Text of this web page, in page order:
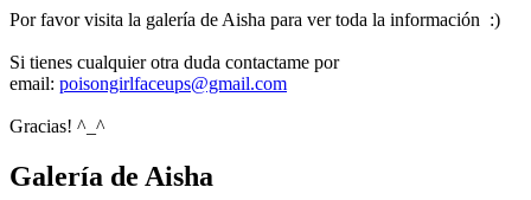
Por favor visita la galería de Aisha para ver toda la información :)
Si tienes cualquier otra duda contactame por
email: poisongirlfaceups@gmail.com
Gracias! ^_^
Galería de Aisha